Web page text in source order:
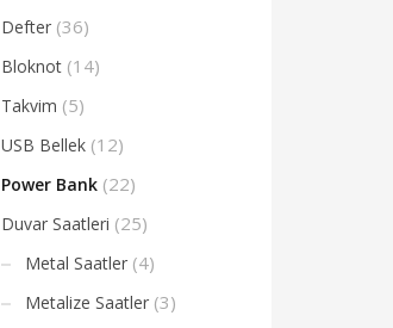
Defter (36)
Bloknot (14)
Takvim (5)
USB Bellek (12)
Power Bank (22)
Duvar Saatleri (25)
Metal Saatler (4)
Metalize Saatler (3)